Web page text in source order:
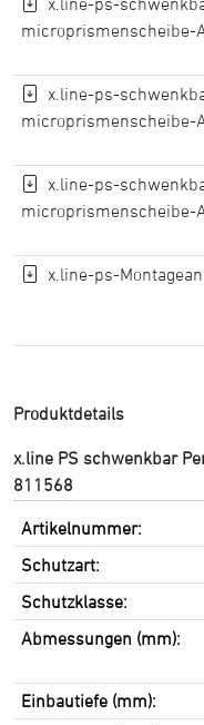
microprismenscheibe-
x.line-ps-
microprismenscheibe-
x.line-ps-
microprismenscheibe-
x.line-ps-
Produktdetails
x.line PS schwenkbar
811568
Artikelnummer:
Schutzart:
Schutzklasse:
Abmessungen (mm):
Einbautiefe (mm):